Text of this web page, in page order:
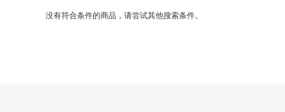
没有符合条件的商品，请尝试其他搜索条件。